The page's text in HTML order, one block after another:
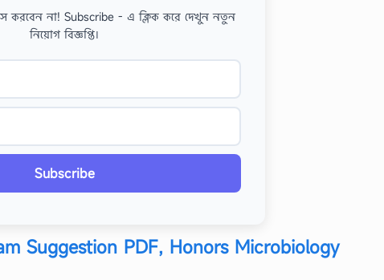
করবেন না! Subscribe - এ ক্লিক করে দেখুন নতুন
নিয়োগ বিজ্ঞপ্তি।
Subscribe
Suggestion PDF, Honors Microbiology